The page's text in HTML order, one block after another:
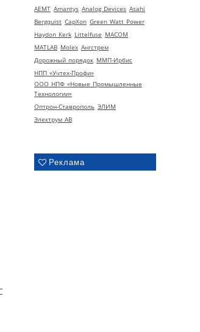
AEMT Amantys Analog Devices Asahi
Bergquist CapXon Green Watt Power
Haydon Kerk Littelfuse MACOM
MATLAB Molex Ангстрем
Дорожный порядок ММП-Ирбис
НПП «Учтех-Профи»
ООО НПФ «Новые Промышленные
Технологии»
Оптрон-Ставрополь ЭЛИМ
Электрум АВ
Реклама